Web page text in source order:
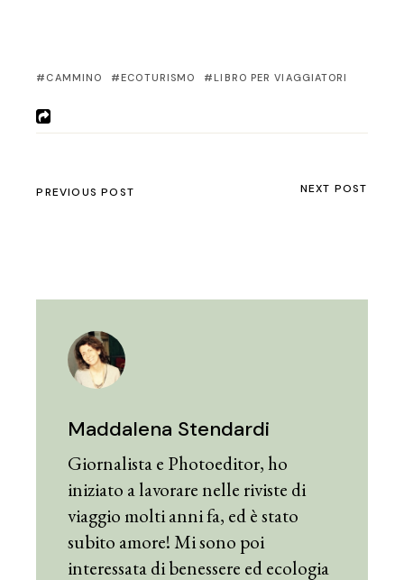
CAMMINO ECOTURISMO LIBRO PER VIAGGIATORI
PREVIOUS POST NEXT POST
Maddalena Stendardi
Giornalista e Photoeditor, ho
iniziato a lavorare nelle riviste di
viaggio molti anni fa, ed è stato
subito amore! Mi sono poi
interessata di benessere ed ecologia